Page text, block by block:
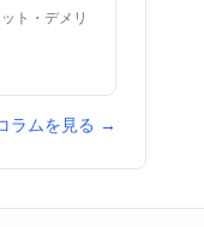
ト・デメリ
ラムを見る →